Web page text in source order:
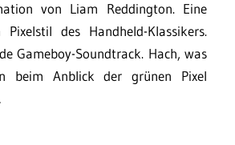
von Liam Reddington. Eine
des Handheld-Klassikers.
Gameboy-Soundtrack. Hach, was
beim Anblick der grünen Pixel